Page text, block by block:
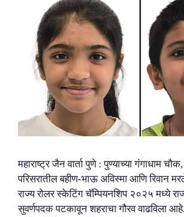
महाराष्ट्र जैन वार्ता पुणे : पुण्याच्या गंगाधाम चौक,
परिसरातील बहीण-भाऊ अविस्मा आणि रिवान
राज्य रोलर स्केटिंग चॅम्पियनशिप २०२५ मध्ये
सुवर्णपदक पटकावून शहराचा गौरव वाढविला